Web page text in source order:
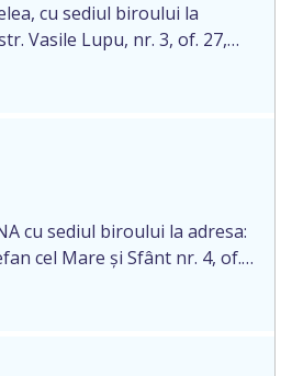
cu sediul biroului la
Vasile Lupu, nr. 3, of. 27,
GHEORGHE,
Eliberarea certificatului de
de opțiune pentru
cu sediul biroului la adresa:
cel Mare și Sfânt nr. 4, of.
cet. DODI EUGENIU,
ă la data de 12.01.2026